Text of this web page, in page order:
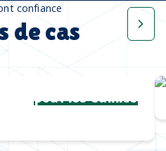
confiance
de cas
pour les Cannes